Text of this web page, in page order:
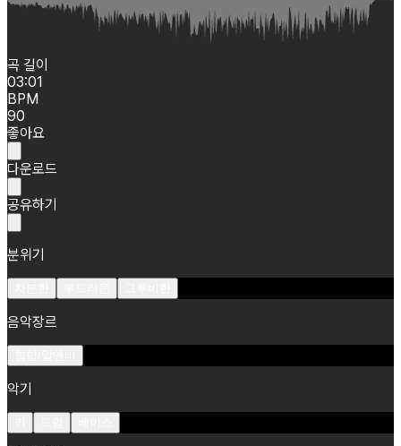
곡 길이
03:01
BPM
90
좋아요
다운로드
공유하기
분위기
음악장르
악기